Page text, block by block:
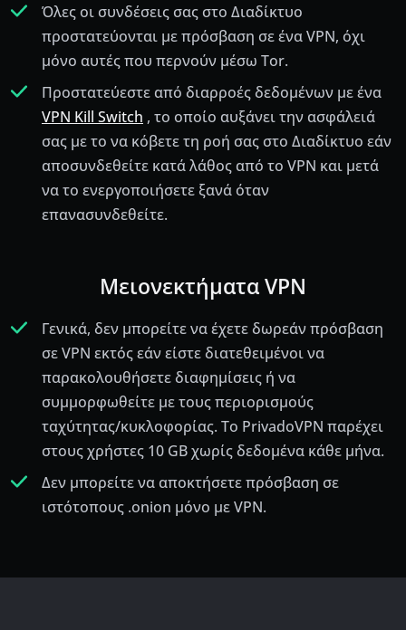
Όλες οι συνδέσεις σας στο Διαδίκτυο
προστατεύονται με πρόσβαση σε ένα VPN, όχι
μόνο αυτές που περνούν μέσω Tor.
Προστατεύεστε από διαρροές δεδομένων με ένα
VPN Kill Switch , το οποίο αυξάνει την ασφάλειά
σας με το να κόβετε τη ροή σας στο Διαδίκτυο εάν
αποσυνδεθείτε κατά λάθος από το VPN και μετά
να το ενεργοποιήσετε ξανά όταν
επανασυνδεθείτε.
Μειονεκτήματα VPN
Γενικά, δεν μπορείτε να έχετε δωρεάν πρόσβαση
σε VPN εκτός εάν είστε διατεθειμένοι να
παρακολουθήσετε διαφημίσεις ή να
συμμορφωθείτε με τους περιορισμούς
ταχύτητας/κυκλοφορίας. Το PrivadoVPN παρέχει
στους χρήστες 10 GB χωρίς δεδομένα κάθε μήνα.
Δεν μπορείτε να αποκτήσετε πρόσβαση σε
ιστότοπους .onion μόνο με VPN.